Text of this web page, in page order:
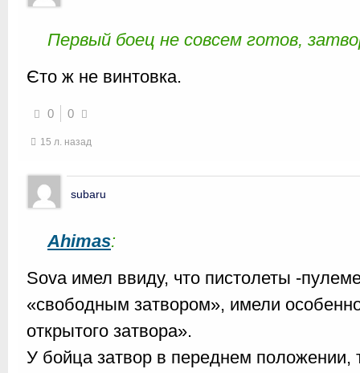
Первый боец не совсем готов,
Єто ж не винтовка.
0 0
15 л. назад
subaru
Ahimas:
Sova имел ввиду, что пистолеты -
«свободным затвором», имели
открытого затвора».
У бойца затвор в переднем положении,